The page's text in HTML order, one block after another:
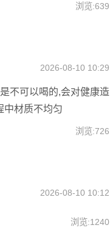
浏览:639
2026-08-10 10:29
不可以喝的,会对健康造
中材质不均匀
浏览:726
2026-08-10 10:12
浏览:1240